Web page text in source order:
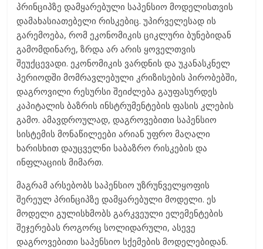
პრინციპზე დამყარებული საპენსიო მოდელისთვის
დამახასიათებელი რისკებიც. უპირველესად ის
გარემოება, რომ ეკონომიკის ციკლური ბუნებიდან
გამომდინარე, ზრდა არ არის ყოველთვის
შეუქცევადი. ეკონომიკის ვარდნის და უკანასკნელ
პერიოდში მომრავლებული კრიზისების პირობებში,
დაგროვილი რესურსი შეიძლება გაუფასურდეს
კაპიტალის ბაზრის ინსტრუმენტების ფასის კლების
გამო. ამავდროულად, დაგროვებითი საპენსიო
სისტემის მონაწილეები არიან უფრო მაღალი
ხარისხით დაუცველნი საბაზრო რისკების და
ინფლაციის მიმართ.
მაგრამ არსებობს საპენსიო უზრუნველყოფის
შერეულ პრინციპზე დამყარებული მოდელი. ეს
მოდელი გულისხმობს გარკვეული ელემენტების
შეჯერებას როგორც სოლიდარული, ასევე
დაგროვებითი საპენსიო სქემების მოდელებიდან.